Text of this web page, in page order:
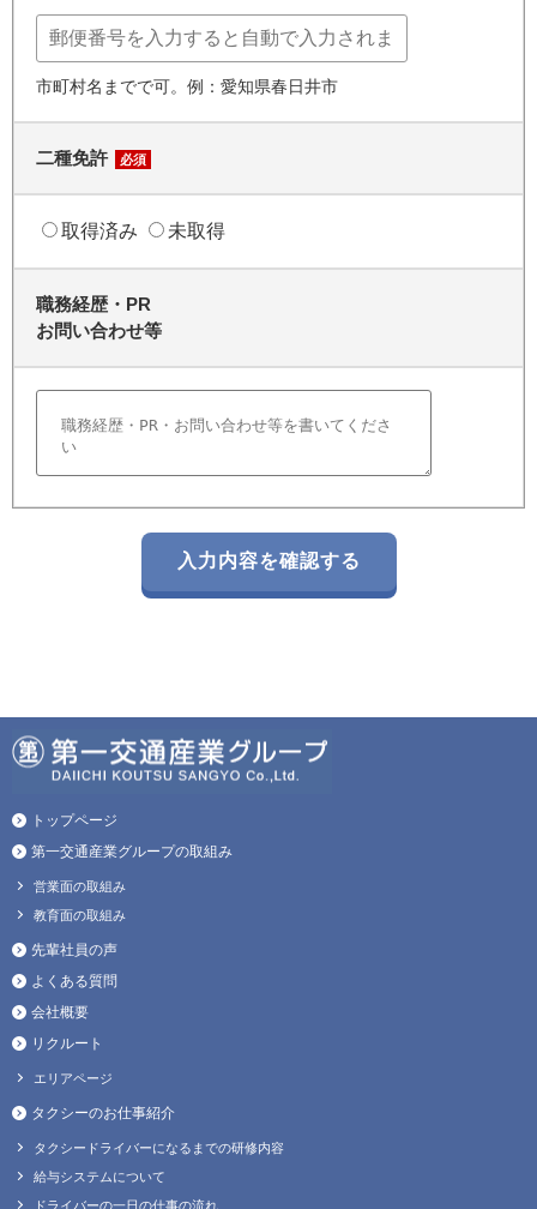
市町村名までで可。例：愛知県春日井市
二種免許 必須
取得済み 未取得
職務経歴・PR
お問い合わせ等
トップページ
第一交通産業グループの取組み
営業面の取組み
教育面の取組み
先輩社員の声
よくある質問
会社概要
リクルート
エリアページ
タクシーのお仕事紹介
タクシードライバーになるまでの研修内容
給与システムについて
ドライバーの一日の仕事の流れ